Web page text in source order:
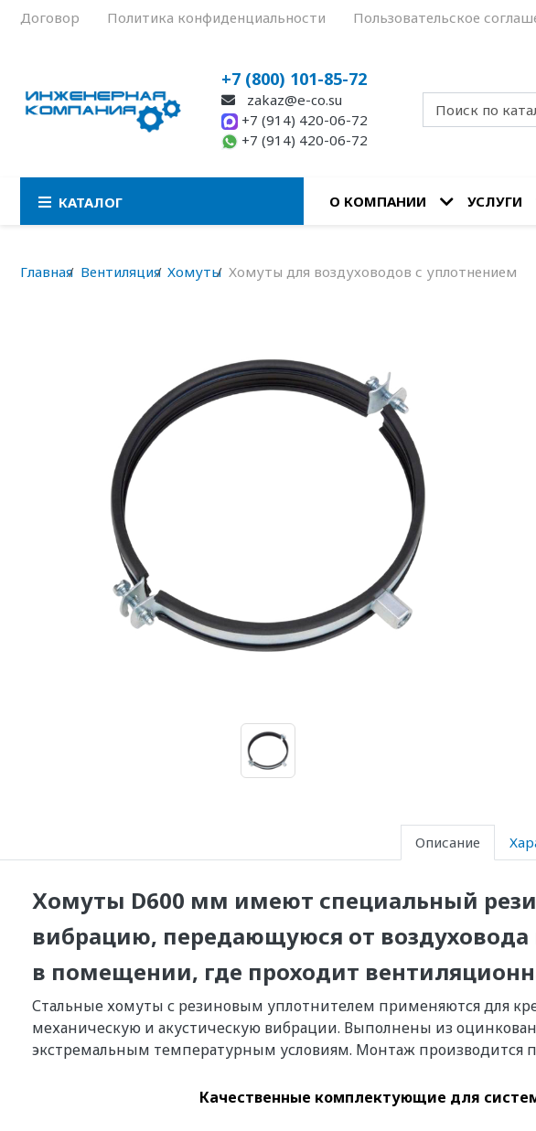
Договор Политика конфиденциальности Пользовательское
+7 (800) 101-85-72
zakaz@e-co.su
+7 (914) 420-06-72
+7 (914) 420-06-72
КАТАЛОГ О КОМПАНИИ УСЛУГИ
Главная Вентиляция Хомуты Хомуты для воздуховодов с уплотнением
Описание
Хомуты D600 мм имеют специальный
вибрацию, передающуюся от
в помещении, где проходит
Стальные хомуты с резиновым уплотнителем применяются для
механическую и акустическую вибрации. Выполнены из
экстремальным температурным условиям. Монтаж производится
Качественные комплектующие для